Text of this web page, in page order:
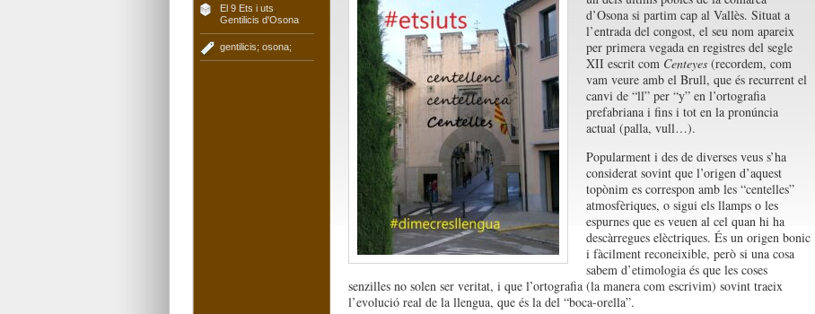
El 9 Ets i uts
Gentilicis d'Osona
gentilicis; osona;
d’Osona si partim cap al Vallès. Situat a
l’entrada del congost, el seu nom apareix
per primera vegada en registres del segle
XII escrit com Centeyes(recordem, com
vam veure amb el Brull, que és recurrent el
canvi de “ll” per “y” en l’ortografia
prefabriana i fins i tot en la pronúncia
actual (palla, vull…).
Popularment i des de diverses veus s’ha
considerat sovint que l’origen d’aquest
topònim es correspon amb les “centelles”
atmosfèriques, o sigui els llamps o les
espurnes que es veuen al cel quan hi ha
descàrregues elèctriques. És un origen bonic
i fàcilment reconeixible, però si una cosa
sabem d’etimologia és que les coses
senzilles no solen ser veritat, i que l’ortografia (la manera com escrivim) sovint traeix
l’evolució real de la llengua, que és la del “boca-orella”.